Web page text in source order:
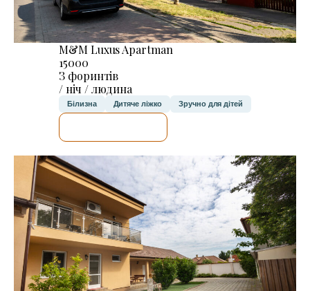
M&M Luxus Apartman
15000
З форинтів
/ ніч / людина
Білизна Дитяче ліжко Зручно для дітей